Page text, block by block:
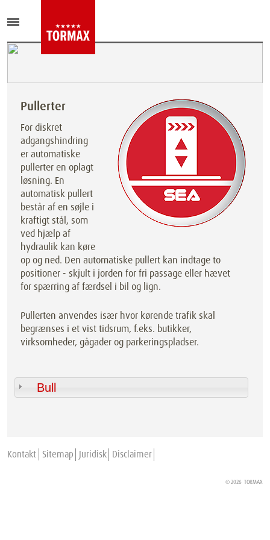
Pullerter
For diskret
adgangshindring
er automatiske
pullerter en oplagt
løsning. En
automatisk pullert
består af en søjle i
kraftigt stål, som
ved hjælp af
hydraulik kan køre
op og ned. Den automatiske pullert kan indtage to
positioner - skjult i jorden for fri passage eller hævet
for spærring af færdsel i bil og lign.
Pullerten anvendes især hvor kørende trafik skal
begrænses i et vist tidsrum, f.eks. butikker,
virksomheder, gågader og parkeringspladser.
Bull
Kontakt Sitemap Juridisk Disclaimer
© 2026 TORMAX